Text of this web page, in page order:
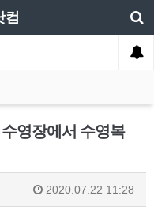
컴
영장에서 수영복
2020.07.22 11:28